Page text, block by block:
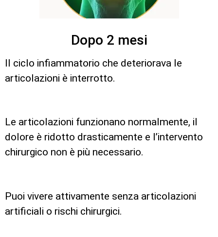
Dopo 2 mesi
Il ciclo infiammatorio che deteriorava le
articolazioni è interrotto.
Le articolazioni funzionano normalmente, il
dolore è ridotto drasticamente e l’intervento
chirurgico non è più necessario.
Puoi vivere attivamente senza articolazioni
artificiali o rischi chirurgici.